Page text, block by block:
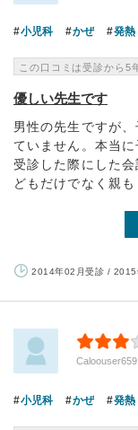
小児科 かぜ 発熱
この口コミは受診から5
優しい先生です
男性の先生ですが
ていません。本当
受診した際にした
どもだけでなく親
2014年02月受診 / 2015
小児科 かぜ 発熱